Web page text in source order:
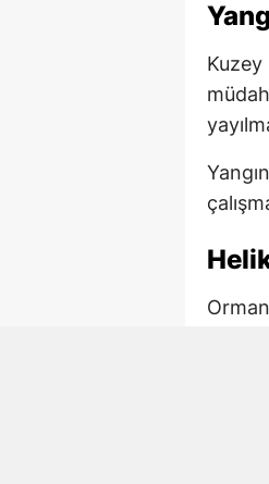
Kuzey